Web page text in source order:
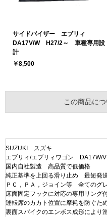
サイドバイザー エブリィ
DA17V/W H27/2～ 車種専用設
計
￥8,500
この商品に
SUZUKI スズキ
エブリィ/エブリィワゴン DA17W/
国内自社製造 高品質で低価格
純正基準を上回る滑り止め 最短発
ＰＣ，ＰＡ，ジョイン等 全てのグ
床面固定フックに対応の専用リング
運転席のカカト位置に摩耗を防ぐた
裏面スパイクのエンボス成形により